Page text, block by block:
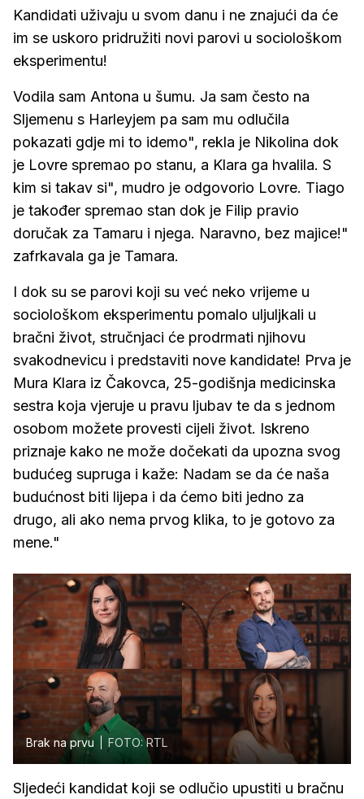
Kandidati uživaju u svom danu i ne znajući da će
im se uskoro pridružiti novi parovi u sociološkom
eksperimentu!
Vodila sam Antona u šumu. Ja sam često na
Sljemenu s Harleyjem pa sam mu odlučila
pokazati gdje mi to idemo", rekla je Nikolina dok
je Lovre spremao po stanu, a Klara ga hvalila. S
kim si takav si", mudro je odgovorio Lovre. Tiago
je također spremao stan dok je Filip pravio
doručak za Tamaru i njega. Naravno, bez majice!"
zafrkavala ga je Tamara.
I dok su se parovi koji su već neko vrijeme u
sociološkom eksperimentu pomalo uljuljkali u
bračni život, stručnjaci će prodrmati njihovu
svakodnevicu i predstaviti nove kandidate! Prva je
Mura Klara iz Čakovca, 25-godišnja medicinska
sestra koja vjeruje u pravu ljubav te da s jednom
osobom možete provesti cijeli život. Iskreno
priznaje kako ne može dočekati da upozna svog
budućeg supruga i kaže: Nadam se da će naša
budućnost biti lijepa i da ćemo biti jedno za
drugo, ali ako nema prvog klika, to je gotovo za
mene."
Brak na prvu FOTO: RTL
Sljedeći kandidat koji se odlučio upustiti u bračnu